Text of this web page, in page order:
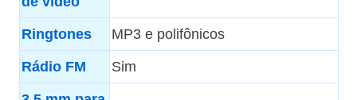
Ringtones MP3 e polifônicos
Rádio FM Sim